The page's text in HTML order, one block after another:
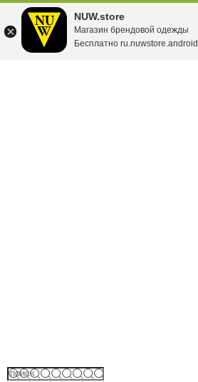
NUW.store
Магазин брендовой одежды
Бесплатно ru.nuwstore.android